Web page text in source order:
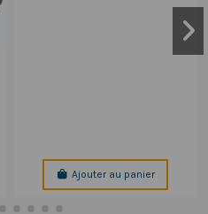
Ajouter au panier